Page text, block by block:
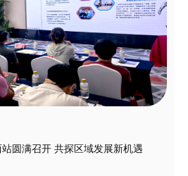
圆满召开 共探区域发展新机遇